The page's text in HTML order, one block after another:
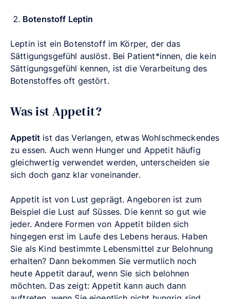
Botenstoff Leptin
Leptin ist ein Botenstoff im Körper, der das
Sättigungsgefühl auslöst. Bei Patient*innen, die kein
Sättigungsgefühl kennen, ist die Verarbeitung des
Botenstoffes oft gestört.
Was ist Appetit?
Appetit ist das Verlangen, etwas Wohlschmeckendes
zu essen. Auch wenn Hunger und Appetit häufig
gleichwertig verwendet werden, unterscheiden sie
sich doch ganz klar voneinander.
Appetit ist von Lust geprägt. Angeboren ist zum
Beispiel die Lust auf Süsses. Die kennt so gut wie
jeder. Andere Formen von Appetit bilden sich
hingegen erst im Laufe des Lebens heraus. Haben
Sie als Kind bestimmte Lebensmittel zur Belohnung
erhalten? Dann bekommen Sie vermutlich noch
heute Appetit darauf, wenn Sie sich belohnen
möchten. Das zeigt: Appetit kann auch dann